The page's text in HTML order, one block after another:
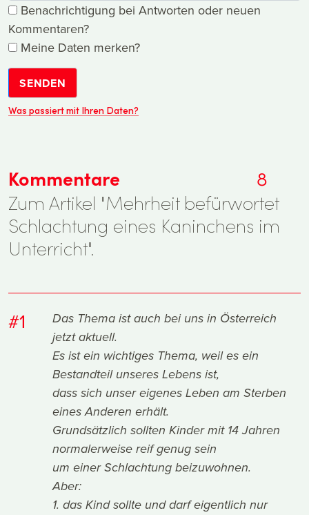
Benachrichtigung bei Antworten oder neuen
Kommentaren?
Meine Daten merken?
SENDEN
Was passiert mit Ihren Daten?
Kommentare
8
Zum Artikel "Mehrheit befürwortet
Schlachtung eines Kaninchens im
Unterricht".
#1
Das Thema ist auch bei uns in Österreich
jetzt aktuell.
Es ist ein wichtiges Thema, weil es ein
Bestandteil unseres Lebens ist,
dass sich unser eigenes Leben am Sterben
eines Anderen erhält.
Grundsätzlich sollten Kinder mit 14 Jahren
normalerweise reif genug sein
um einer Schlachtung beizuwohnen.
Aber:
1. das Kind sollte und darf eigentlich nur